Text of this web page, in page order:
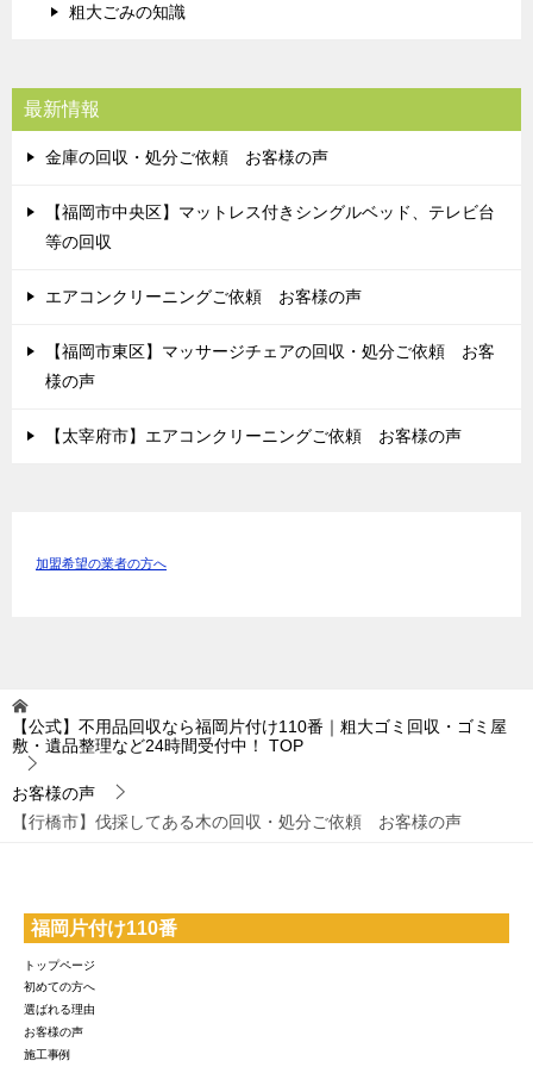
粗大ごみの知識
最新情報
金庫の回収・処分ご依頼 お客様の声
【福岡市中央区】マットレス付きシングルベッド、テレビ台
等の回収
エアコンクリーニングご依頼 お客様の声
【福岡市東区】マッサージチェアの回収・処分ご依頼 お客
様の声
【太宰府市】エアコンクリーニングご依頼 お客様の声
加盟希望の業者の方へ
【公式】不用品回収なら福岡片付け110番｜粗大ゴミ回収・ゴミ屋
敷・遺品整理など24時間受付中！
TOP
お客様の声
【行橋市】伐採してある木の回収・処分ご依頼 お客様の声
福岡片付け110番
トップページ
初めての方へ
選ばれる理由
お客様の声
施工事例